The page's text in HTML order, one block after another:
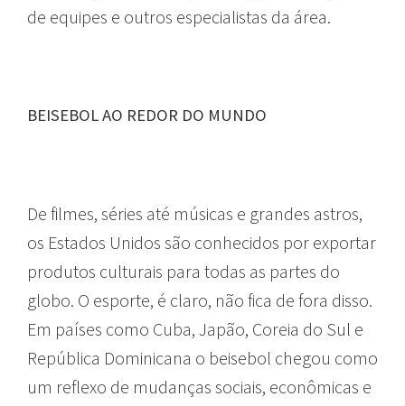
de equipes e outros especialistas da área.
BEISEBOL AO REDOR DO MUNDO
De filmes, séries até músicas e grandes astros,
os Estados Unidos são conhecidos por exportar
produtos culturais para todas as partes do
globo. O esporte, é claro, não fica de fora disso.
Em países como Cuba, Japão, Coreia do Sul e
República Dominicana o beisebol chegou como
um reflexo de mudanças sociais, econômicas e